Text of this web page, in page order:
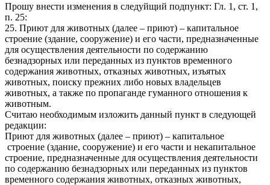
Прошу внести изменения в следуйщий подпункт: Гл. 1, ст. 1,
п. 25:
25. Приют для животных (далее – приют) – капитальное
строение (здание, сооружение) и его части, предназначенные
для осуществления деятельности по содержанию
безнадзорных или переданных из пунктов временного
содержания животных, отказных животных, изъятых
животных, поиску прежних либо новых владельцев
животных, а также по пропаганде гуманного отношения к
животным.
Считаю необходимым изложить данный пункт в следующей
редакции:
Приют для животных (далее – приют) – капитальное
строение (здание, сооружение) и его части и некапитальное
строение, предназначенные для осуществления деятельности
по содержанию безнадзорных или переданных из пунктов
временного содержания животных, отказных животных,